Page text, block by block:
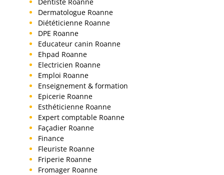
Dermatologue Roanne
Diététicienne Roanne
DPE Roanne
Educateur canin Roanne
Ehpad Roanne
Electricien Roanne
Emploi Roanne
Enseignement & formation
Epicerie Roanne
Esthéticienne Roanne
Expert comptable Roanne
Façadier Roanne
Finance
Fleuriste Roanne
Friperie Roanne
Fromager Roanne